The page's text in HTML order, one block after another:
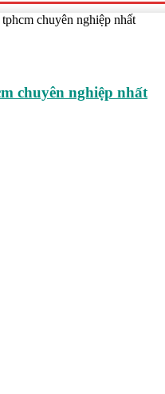
chuyên nghiệp nhất
chuyên nghiệp nhất